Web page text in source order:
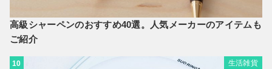
高級シャーペンのおすすめ40選。人気メーカーのアイテムも
ご紹介
10 生活雑貨